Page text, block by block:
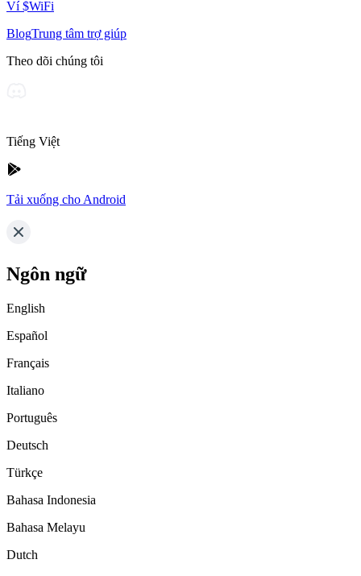
Ví $WiFi
BlogTrung tâm trợ giúp
Theo dõi chúng tôi
Tiếng Việt
Tải xuống cho Android
Ngôn ngữ
English
Español
Français
Italiano
Português
Deutsch
Türkçe
Bahasa Indonesia
Bahasa Melayu
Dutch